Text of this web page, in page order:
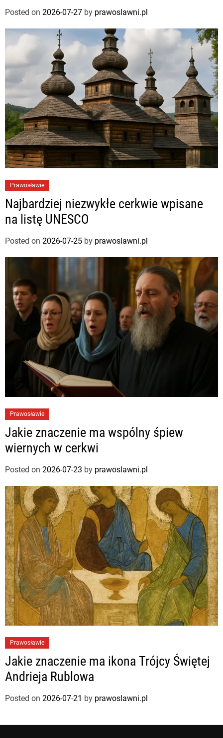
Posted on 2026-07-27 by prawoslawni.pl
Prawosławie
Najbardziej niezwykłe cerkwie wpisane
na listę UNESCO
Posted on 2026-07-25 by prawoslawni.pl
Prawosławie
Jakie znaczenie ma wspólny śpiew
wiernych w cerkwi
Posted on 2026-07-23 by prawoslawni.pl
Prawosławie
Jakie znaczenie ma ikona Trójcy Świętej
Andrieja Rublowa
Posted on 2026-07-21 by prawoslawni.pl